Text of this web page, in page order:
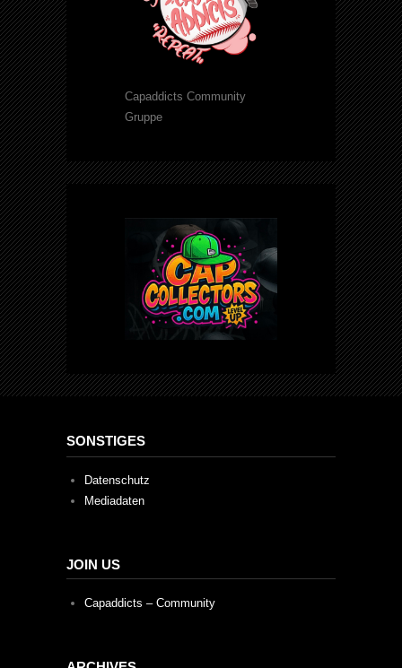
Capaddicts Community
Gruppe
SONSTIGES
Datenschutz
Mediadaten
JOIN US
Capaddicts – Community